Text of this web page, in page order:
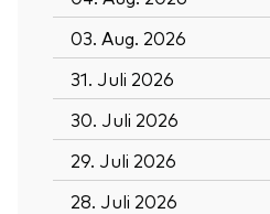
03. Aug. 2026
31. Juli 2026
30. Juli 2026
29. Juli 2026
28. Juli 2026